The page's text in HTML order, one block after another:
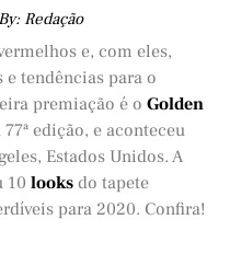
By: Redação
e, com eles,
tendências para o
premiação é o Golden
edição, e aconteceu
Estados Unidos. A
10 looks do tapete
para 2020. Confira!